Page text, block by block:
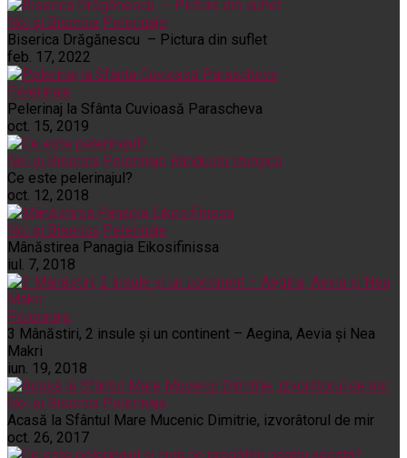
Noi și Biserica Pelerinaje
Biserica Drăgănescu – Pictura din suflet
feb. 17, 2022
Pelerinaje
Pelerinaj la Sfânta Cuvioasă Parascheva
oct. 15, 2019
Noi și Biserica Pelerinaje Rânduieli liturgice
Ce este pelerinajul?
oct. 12, 2018
Noi și Biserica Pelerinaje
Mânăstirea Panagia Eikosifinissa
iul. 7, 2018
Pelerinaje
3 Mânăstiri, 2 insule și un continent – Aegina, Aevia și Nea
Makri
iun. 19, 2018
Noi și Biserica Pelerinaje
Acasă la Sfântul Mare Mucenic Dimitrie, izvorâtorul de mir
oct. 26, 2017